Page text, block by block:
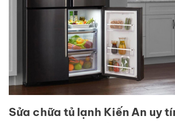
Sửa chữa tủ lạnh Kiến An uy